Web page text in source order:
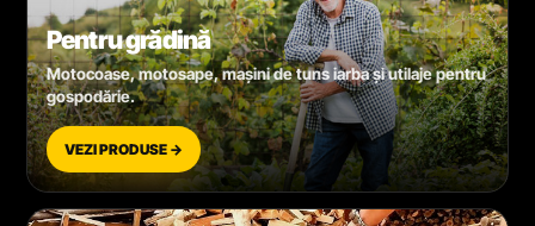
Pentru grădină
Motocoase, motosape, mașini de tuns iarba și utilaje pentru
gospodărie.
VEZI PRODUSE →